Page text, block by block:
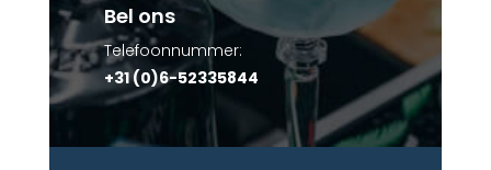
Bel ons
Telefoonnummer:
+31 (0)6-52335844